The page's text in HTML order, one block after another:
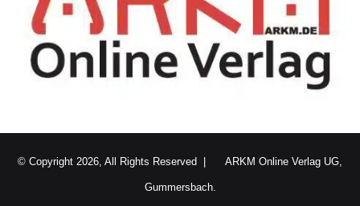
© Copyright 2026, All Rights Reserved | ARKM Online Verlag UG,
Gummersbach.